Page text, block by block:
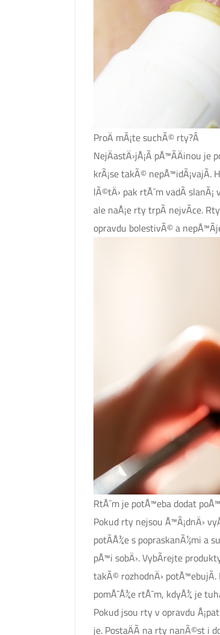
ProÄ mÃ¡te suchÃ© rty?Â
NejÄastÄ›jÅ¡Ã­ pÅ™Ã­Äinou je
krÃ¡se takÃ© nepÅ™idÃ¡vajÃ­.
lÃ©tÄ› pak rtÅ¯m vadÃ­ slanÃ¡
ale naÅ¡e rty trpÃ­ nejvÃ­ce.
opravdu bolestivÃ© a
RtÅ¯m je potÅ™eba dodat
Pokud rty nejsou Å™Ã¡dnÄ›
potÃ­Å¾e s popraskanÃ½mi a
pÅ™i sobÄ›. VybÃ­rejte
takÃ© rozhodnÄ›
pomÅ¯Å¾e rtÅ¯m, kdyÅ¾ je
Pokud jsou rty v opravdu
je. PostaÄÃ­ na rty nanÃ©st i